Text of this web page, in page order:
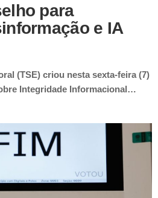
para
e IA
(TSE) criou nesta sexta-feira (7)
Integridade Informacional…